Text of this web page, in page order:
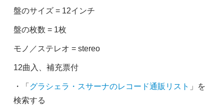
盤のサイズ = 12インチ
盤の枚数 = 1枚
モノ／ステレオ = stereo
12曲入、補充票付
・「 グラシェラ・スサーナのレコード通販リスト 」を
検索する